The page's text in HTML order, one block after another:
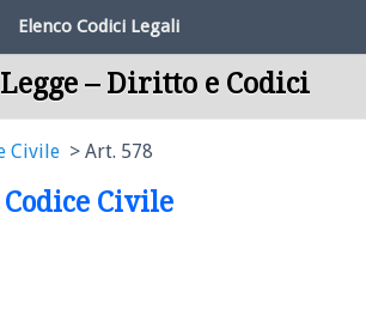
Elenco Codici Legali
– Diritto e Codici
Civile Art. 578
Civile